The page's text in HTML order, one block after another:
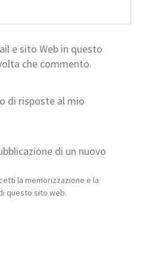
e sito Web in questo
che commento.
di risposte al mio
di un nuovo
la memorizzazione e la
questo sito web.